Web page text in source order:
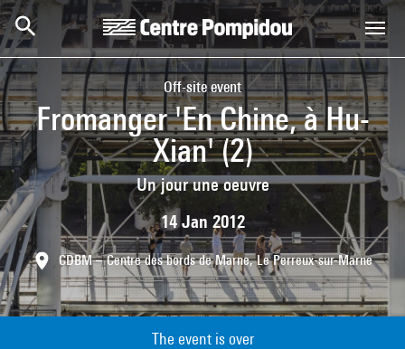
Skip to main content
Centre Pompidou
Off-site event
Fromanger 'En Chine, à Hu-
Xian' (2)
Un jour une oeuvre
14 Jan 2012
CDBM – Centre des bords de Marne, Le Perreux-sur-Marne
The event is over